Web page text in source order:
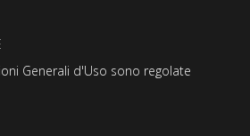
Generali d'Uso sono regolate